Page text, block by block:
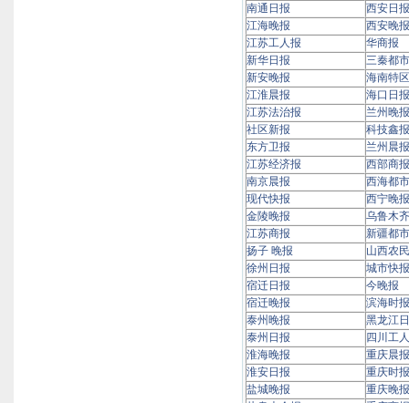
南通日报
西安日报
江海晚报
西安晚报
江苏工人报
华商报
新华日报
三秦都
新安晚报
海南特
江淮晨报
海口日报
江苏法治报
兰州晚报
社区新报
科技鑫报
东方卫报
兰州晨报
江苏经济报
西部商报
南京晨报
西海都
现代快报
西宁晚报
金陵晚报
乌鲁木
江苏商报
新疆都
扬子 晚报
山西农
徐州日报
城市快报
宿迁日报
今晚报
宿迁晚报
滨海时报
泰州晚报
黑龙江
泰州日报
四川工
淮海晚报
重庆晨报
淮安日报
重庆时报
盐城晚报
重庆晚报